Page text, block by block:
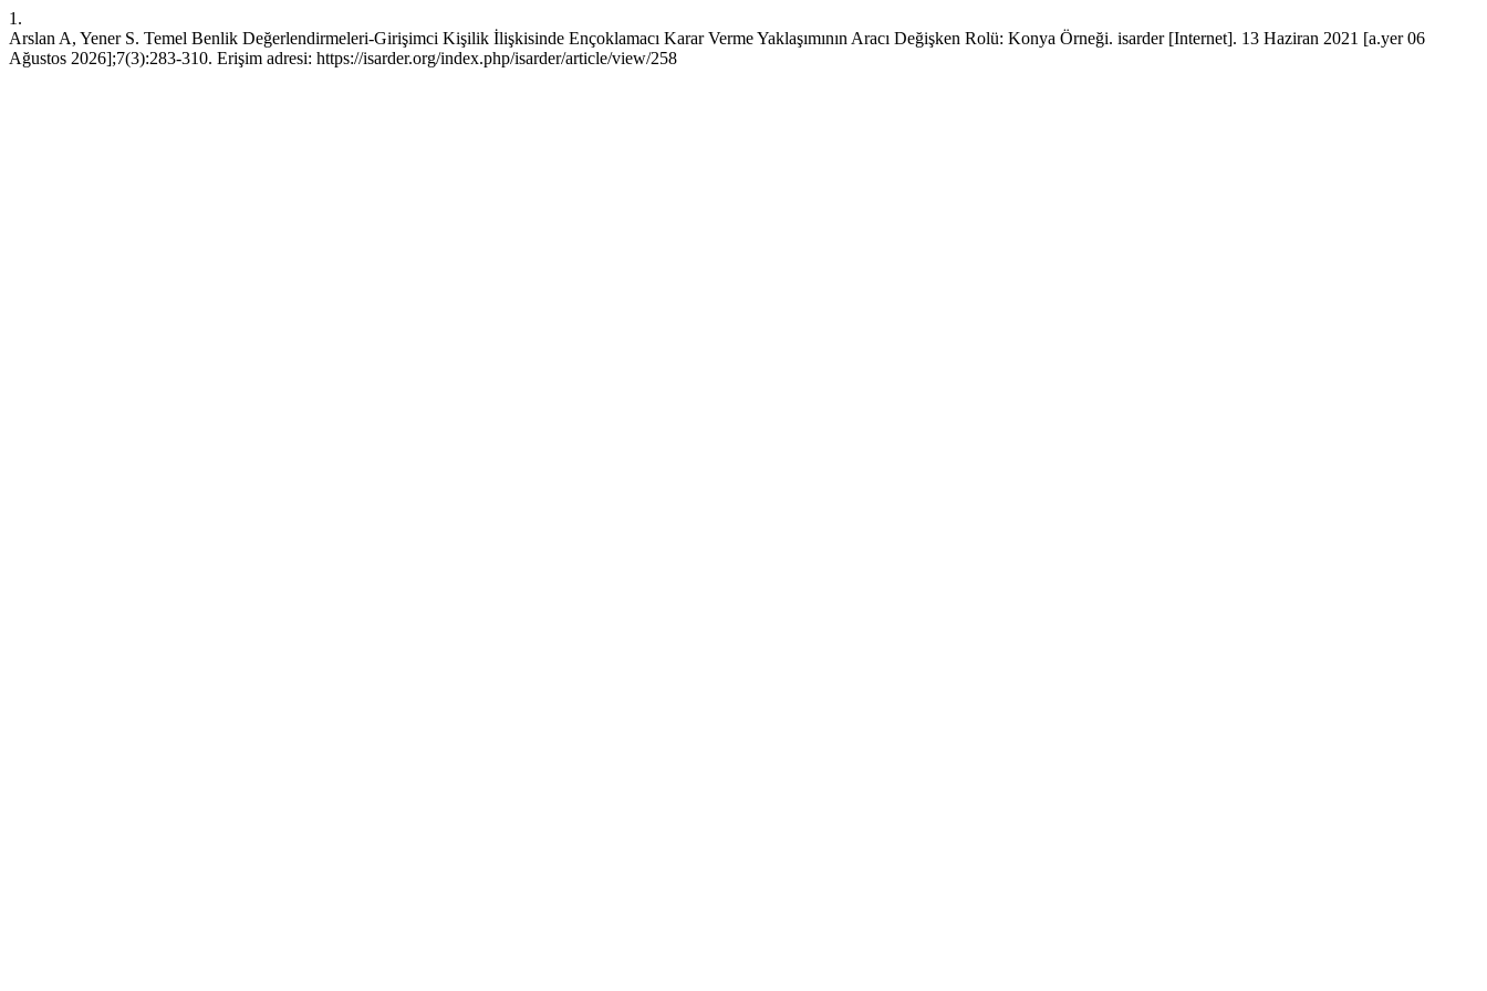
1.
Arslan A, Yener S. Temel Benlik Değerlendirmeleri-Girişimci Kişilik İlişkisinde Ençoklamacı Karar Verme Yaklaşımının Aracı Değişken Rolü: Konya Örneği. isarder [Internet]. 13 Haziran 2021 [a.yer 06
Ağustos 2026];7(3):283-310. Erişim adresi: https://isarder.org/index.php/isarder/article/view/258